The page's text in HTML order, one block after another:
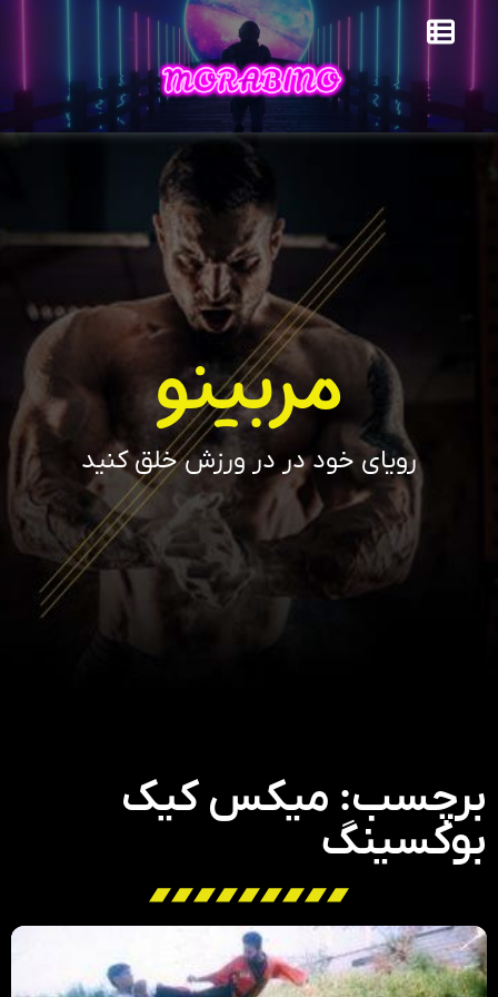
مربینو
رویای خود در در ورزش خلق کنید
برچسب: میکس کیک
بوکسینگ